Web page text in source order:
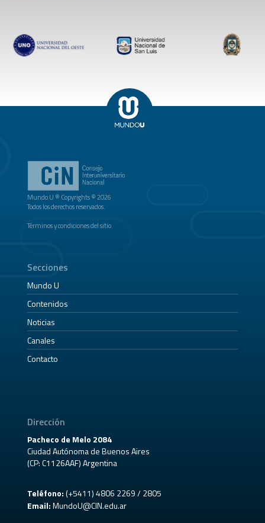
Mundo U ® Copyrights © 2026
Todos los derechos reservados.
Términos y condiciones del sitio
Secciones
Mundo U
Contenidos
Noticias
Canales
Contacto
Dirección
Pacheco de Melo 2084
Ciudad Autónoma de Buenos Aires
(CP: C1126AAF) Argentina
Teléfono:(+5411) 4806 2269 / 2805
Email: MundoU@CIN.edu.ar